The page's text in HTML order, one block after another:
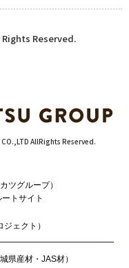
Reserved.
AllRights Reserved.
ツグループ）
トサイト
ェクト）
県産材・JAS材）